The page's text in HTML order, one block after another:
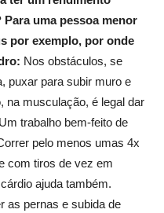
uma pessoa menor
por exemplo, por onde
Nos obstáculos, se
puxar para subir muro e
na musculação, é legal dar
trabalho bem-feito de
pelo menos umas 4x
com tiros de vez em
ajuda também.
as pernas e subida de